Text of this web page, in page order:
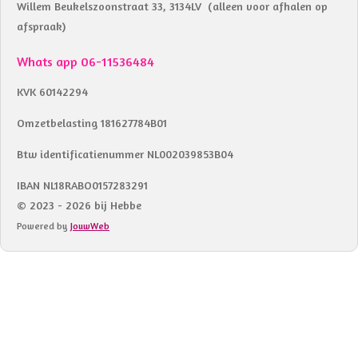
Willem Beukelszoonstraat 33, 3134LV (alleen voor afhalen op
afspraak)
Whats app 06-11536484
KVK 60142294
Omzetbelasting 181627784B01
Btw identificatienummer NL002039853B04
IBAN NL18RABO0157283291
© 2023 - 2026 bij Hebbe
Powered by JouwWeb